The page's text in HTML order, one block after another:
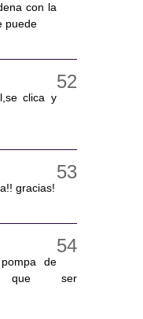
con la
puede
clica y
gracias!
de
que ser